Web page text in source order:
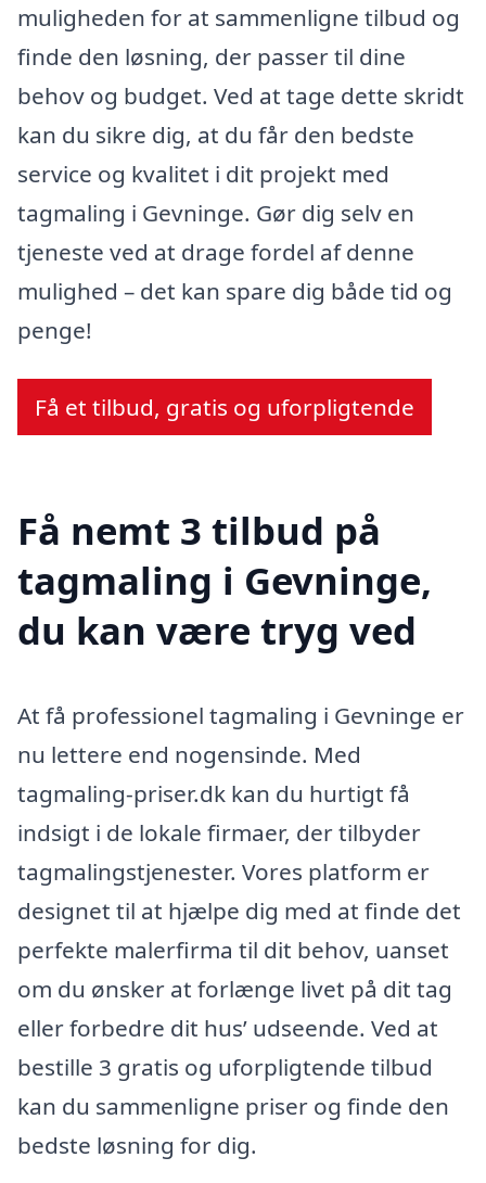
muligheden for at sammenligne tilbud og
finde den løsning, der passer til dine
behov og budget. Ved at tage dette skridt
kan du sikre dig, at du får den bedste
service og kvalitet i dit projekt med
tagmaling i Gevninge. Gør dig selv en
tjeneste ved at drage fordel af denne
mulighed – det kan spare dig både tid og
penge!
Få et tilbud, gratis og uforpligtende
Få nemt 3 tilbud på
tagmaling i Gevninge,
du kan være tryg ved
At få professionel tagmaling i Gevninge er
nu lettere end nogensinde. Med
tagmaling-priser.dk kan du hurtigt få
indsigt i de lokale firmaer, der tilbyder
tagmalingstjenester. Vores platform er
designet til at hjælpe dig med at finde det
perfekte malerfirma til dit behov, uanset
om du ønsker at forlænge livet på dit tag
eller forbedre dit hus’ udseende. Ved at
bestille 3 gratis og uforpligtende tilbud
kan du sammenligne priser og finde den
bedste løsning for dig.